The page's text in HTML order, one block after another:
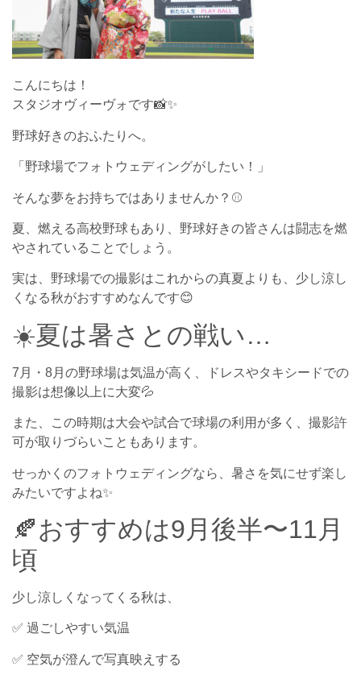
こんにちは！
スタジオヴィーヴォです📸✨
野球好きのおふたりへ。
「野球場でフォトウェディングがしたい！」
そんな夢をお持ちではありませんか？⚾
夏、燃える高校野球もあり、野球好きの皆さんは闘志を燃
やされていることでしょう。
実は、野球場での撮影はこれからの真夏よりも、少し涼し
くなる秋がおすすめなんです😊
☀️夏は暑さとの戦い…
7月・8月の野球場は気温が高く、ドレスやタキシードでの
撮影は想像以上に大変💦
また、この時期は大会や試合で球場の利用が多く、撮影許
可が取りづらいこともあります。
せっかくのフォトウェディングなら、暑さを気にせず楽し
みたいですよね✨
🍂おすすめは9月後半〜11月
頃
少し涼しくなってくる秋は、
✅ 過ごしやすい気温
✅ 空気が澄んで写真映えする